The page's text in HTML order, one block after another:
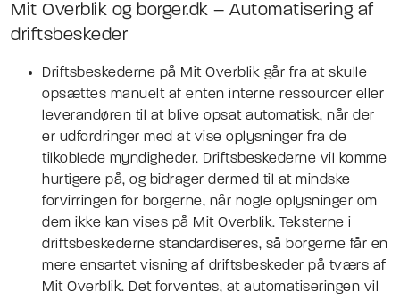
Mit Overblik og borger.dk – Automatisering af
driftsbeskeder
Driftsbeskederne på Mit Overblik går fra at skulle
opsættes manuelt af enten interne ressourcer eller
leverandøren til at blive opsat automatisk, når der
er udfordringer med at vise oplysninger fra de
tilkoblede myndigheder. Driftsbeskederne vil komme
hurtigere på, og bidrager dermed til at mindske
forvirringen for borgerne, når nogle oplysninger om
dem ikke kan vises på Mit Overblik. Teksterne i
driftsbeskederne standardiseres, så borgerne får en
mere ensartet visning af driftsbeskeder på tværs af
Mit Overblik. Det forventes, at automatiseringen vil